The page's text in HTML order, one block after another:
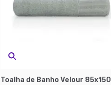
Toalha de Banho Velour 85x150